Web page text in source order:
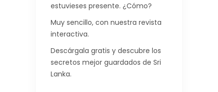
estuvieses presente. ¿Cómo?
Muy sencillo, con nuestra revista
interactiva.
Descárgala gratis y descubre los
secretos mejor guardados de Sri
Lanka.